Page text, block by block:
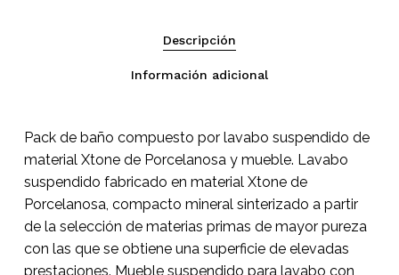
Descripción
Información adicional
Pack de baño compuesto por lavabo suspendido de
material Xtone de Porcelanosa y mueble. Lavabo
suspendido fabricado en material Xtone de
Porcelanosa, compacto mineral sinterizado a partir
de la selección de materias primas de mayor pureza
con las que se obtiene una superficie de elevadas
prestaciones. Mueble suspendido para lavabo con